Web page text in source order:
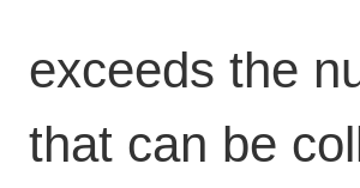
exceeds the
that can be